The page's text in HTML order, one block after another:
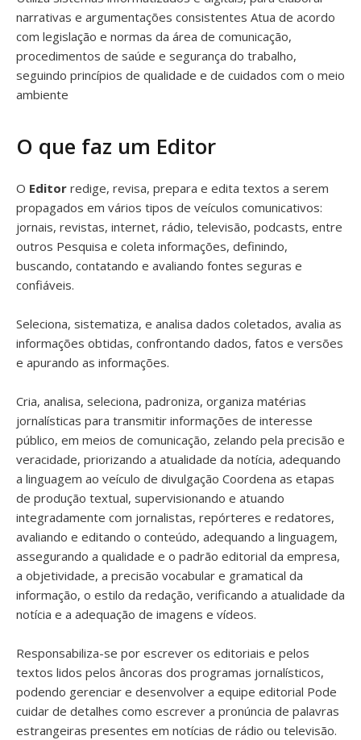
narrativas e argumentações consistentes Atua de acordo
com legislação e normas da área de comunicação,
procedimentos de saúde e segurança do trabalho,
seguindo princípios de qualidade e de cuidados com o meio
ambiente
O que faz um Editor
O Editor redige, revisa, prepara e edita textos a serem
propagados em vários tipos de veículos comunicativos:
jornais, revistas, internet, rádio, televisão, podcasts, entre
outros Pesquisa e coleta informações, definindo,
buscando, contatando e avaliando fontes seguras e
confiáveis.
Seleciona, sistematiza, e analisa dados coletados, avalia as
informações obtidas, confrontando dados, fatos e versões
e apurando as informações.
Cria, analisa, seleciona, padroniza, organiza matérias
jornalísticas para transmitir informações de interesse
público, em meios de comunicação, zelando pela precisão e
veracidade, priorizando a atualidade da notícia, adequando
a linguagem ao veículo de divulgação Coordena as etapas
de produção textual, supervisionando e atuando
integradamente com jornalistas, repórteres e redatores,
avaliando e editando o conteúdo, adequando a linguagem,
assegurando a qualidade e o padrão editorial da empresa,
a objetividade, a precisão vocabular e gramatical da
informação, o estilo da redação, verificando a atualidade da
notícia e a adequação de imagens e vídeos.
Responsabiliza-se por escrever os editoriais e pelos
textos lidos pelos âncoras dos programas jornalísticos,
podendo gerenciar e desenvolver a equipe editorial Pode
cuidar de detalhes como escrever a pronúncia de palavras
estrangeiras presentes em notícias de rádio ou televisão.